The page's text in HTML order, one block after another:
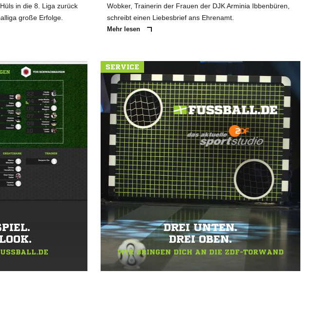
in die 8. Liga zurück
große Erfolge.
Wobker, Trainerin der Frauen der DJK Arminia Ibbenbüren,
schreibt einen Liebesbrief ans Ehrenamt.
Mehr lesen
SERVICE
DREI UNTEN.
DREI OBEN.
WIR BRINGEN DICH AN DIE ZDF-TORWAND